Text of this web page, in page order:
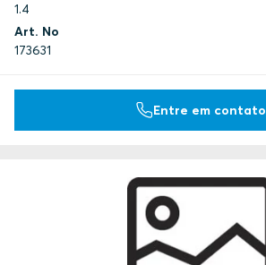
1.4
Art. No
173631
Entre em contato